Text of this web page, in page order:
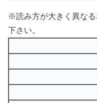
※読み方が大きく異な
下さい。